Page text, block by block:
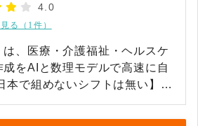
4.0
る（1件）
は、医療・介護福祉・ヘルスケ
をAIと数理モデルで高速に自
るのが「ほすぴタッチ」の強